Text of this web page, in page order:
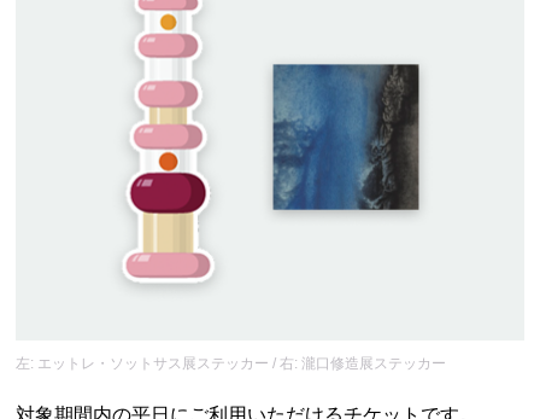
左: エットレ・ソットサス展ステッカー / 右: 瀧口修造展ステッカー